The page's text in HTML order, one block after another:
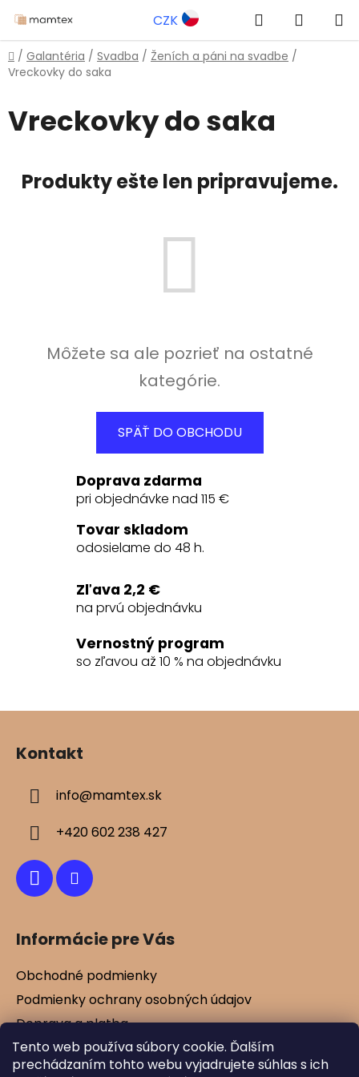
Tento web používa súbory cookie. Ďalším
prechádzaním tohto webu vyjadrujete súhlas s ich
na
obsah
CZK Hľadať
KOŠÍK
Domov
/ Galantéria / Svadba / Ženích a páni na svadbe /
Vreckovky do saka
Vreckovky do saka
Produkty ešte len pripravujeme.
Môžete sa ale pozrieť na ostatné
kategórie.
SPÄŤ DO OBCHODU
Doprava zdarma
pri objednávke nad 115 €
Tovar skladom
odosielame do 48 h.
Zľava 2,2 €
na prvú objednávku
Vernostný program
so zľavou až 10 % na objednávku
Kontakt
info@mamtex.sk
+420 602 238 427
Informácie pre Vás
Obchodné podmienky
Podmienky ochrany osobných údajov
Doprava a platba
Kontakty
Vernostné zľavy